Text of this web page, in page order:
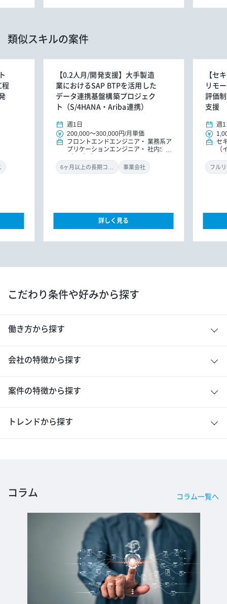
類似スキルの案件
程
【0.2人月/開発支援】大手製造
業におけるSAP BTPを活用した
データ連携基盤構築プロジェク
ト（S/4HANA・Ariba連携）
週1日
200,000～300,000円/月単価
フロントエンドエンジニア
業務系ア
プリケーションエンジニア
社内SE
事業会社
詳しく見る
【セ
リモ
評価
支援
週1
セ
（
ン
フル
こだわり条件や好みから探す
働き方から探す
会社の特徴から探す
案件の特徴から探す
トレンドから探す
コラム コラム一覧へ